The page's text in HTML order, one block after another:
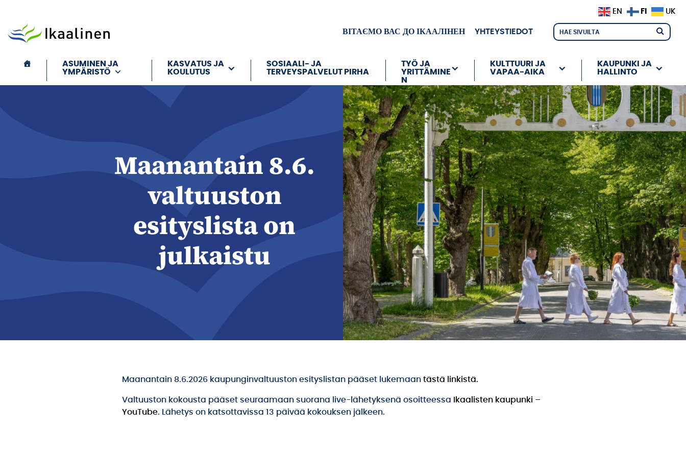
ВІТАЄМО ВАС ДО ІКААЛІНЕН YHTEYSTIEDOT
ASUMINEN JA
YMPÄRISTÖ
KASVATUS JA
KOULUTUS
SOSIAALI- JA
TERVEYSPALVELUT PIRHA
TYÖ JA
YRITTÄMINE
N
KULTTUURI JA
VAPAA-AIKA
KAUPUNKI JA
HALLINTO
Maanantain 8.6.
valtuuston
esityslista on
julkaistu
Maanantain 8.6.2026 kaupunginvaltuuston esityslistan pääset lukemaan tästä linkistä.
Valtuuston kokousta pääset seuraamaan suorana live-lähetyksenä osoitteessa
Ikaalisten kaupunki –
YouTube. Lähetys on katsottavissa 13 päivää kokouksen jälkeen.
EN FI UK